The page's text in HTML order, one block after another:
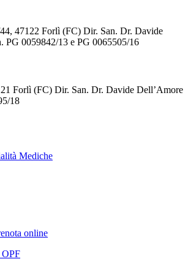
47122 Forlì (FC) Dir. San. Dr. Davide
PG 0059842/13 e PG 0065505/16
Forlì (FC) Dir. San. Dr. Davide Dell’Amore
18
Mediche
online